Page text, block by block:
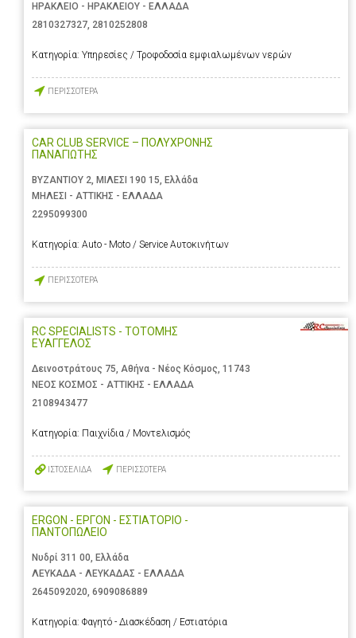
ΗΡΑΚΛΕΙΟ - ΗΡΑΚΛΕΙΟΥ - ΕΛΛΑΔΑ
2810327327, 2810252808
Κατηγορία: Υπηρεσίες / Τροφοδοσία εμφιαλωμένων νερών
ΠΕΡΙΣΣΟΤΕΡΑ
CAR CLUB SERVICE – ΠΟΛΥΧΡΟΝΗΣ
ΠΑΝΑΓΙΩΤΗΣ
ΒΥΖΑΝΤΙΟΥ 2, ΜΙΛΕΣΙ 190 15, Ελλάδα
ΜΗΛΕΣΙ - ΑΤΤΙΚΗΣ - ΕΛΛΑΔΑ
2295099300
Κατηγορία: Auto - Moto / Service Αυτοκινήτων
ΠΕΡΙΣΣΟΤΕΡΑ
RC SPECIALISTS - ΤΟΤΟΜΗΣ
ΕΥΑΓΓΕΛΟΣ
Δεινοστράτους 75, Αθήνα - Νέος Κόσμος, 11743
ΝΕΟΣ ΚΟΣΜΟΣ - ΑΤΤΙΚΗΣ - ΕΛΛΑΔΑ
2108943477
Κατηγορία: Παιχνίδια / Μοντελισμός
ΙΣΤΟΣΕΛΙΔΑ ΠΕΡΙΣΣΟΤΕΡΑ
ERGON - ΕΡΓΟΝ - ΕΣΤΙΑΤΟΡΙΟ -
ΠΑΝΤΟΠΩΛΕΙΟ
Νυδρί 311 00, Ελλάδα
ΛΕΥΚΑΔΑ - ΛΕΥΚΑΔΑΣ - ΕΛΛΑΔΑ
2645092020, 6909086889
Κατηγορία: Φαγητό - Διασκέδαση / Εστιατόρια